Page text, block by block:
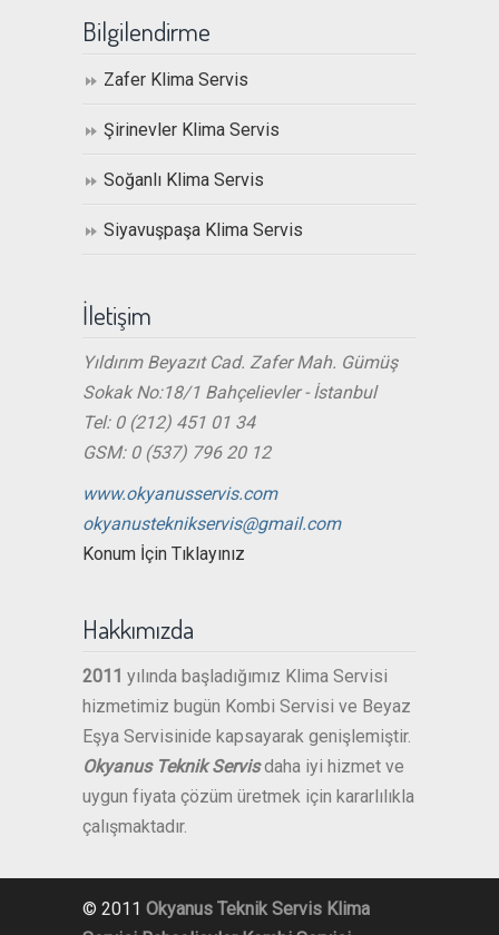
Bilgilendirme
Zafer Klima Servis
Şirinevler Klima Servis
Soğanlı Klima Servis
Siyavuşpaşa Klima Servis
İletişim
Yıldırım Beyazıt Cad. Zafer Mah. Gümüş
Sokak No:18/1 Bahçelievler - İstanbul
Tel: 0 (212) 451 01 34
GSM: 0 (537) 796 20 12
www.okyanusservis.com
okyanusteknikservis@gmail.com
Konum İçin Tıklayınız
Hakkımızda
2011 yılında başladığımız Klima Servisi
hizmetimiz bugün Kombi Servisi ve Beyaz
Eşya Servisinide kapsayarak genişlemiştir.
Okyanus Teknik Servisdaha iyi hizmet ve
uygun fiyata çözüm üretmek için kararlılıkla
çalışmaktadır.
© 2011 Okyanus Teknik Servis Klima